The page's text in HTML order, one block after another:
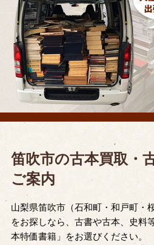
笛吹市の古本買取・
ご案内
山梨県笛吹市（石和町・和戸町・
をお探しなら、古書や古本、史料
本特価書籍」をお選びください。